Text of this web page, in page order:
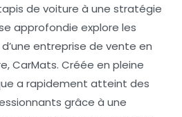
de voiture à une stratégie
approfondie explore les
entreprise de vente en
CarMats. Créée en pleine
a rapidement atteint des
grâce à une